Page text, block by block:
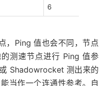
6
，Ping 值也会不同，节点
测速节点进行 Ping 值参
Shadowrocket 测出来的
当作一个连通性参考。自